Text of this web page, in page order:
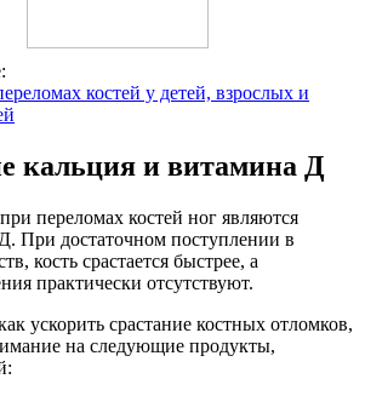
костей у детей, взрослых и
кальция и витамина Д
переломах костей ног являются
При достаточном поступлении в
кость срастается быстрее, а
практически отсутствуют.
ускорить срастание костных отломков,
на следующие продукты,